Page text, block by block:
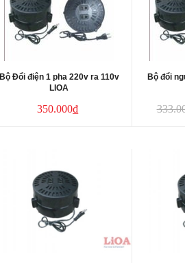
Bộ Đổi điện 1 pha 220v ra 110v
LIOA
350.000₫
Bộ đổi